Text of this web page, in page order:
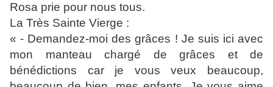
Rosa prie pour nous tous.
La Très Sainte Vierge :
« - Demandez-moi des grâces ! Je suis ici avec
mon manteau chargé de grâces et de
bénédictions car je vous veux beaucoup,